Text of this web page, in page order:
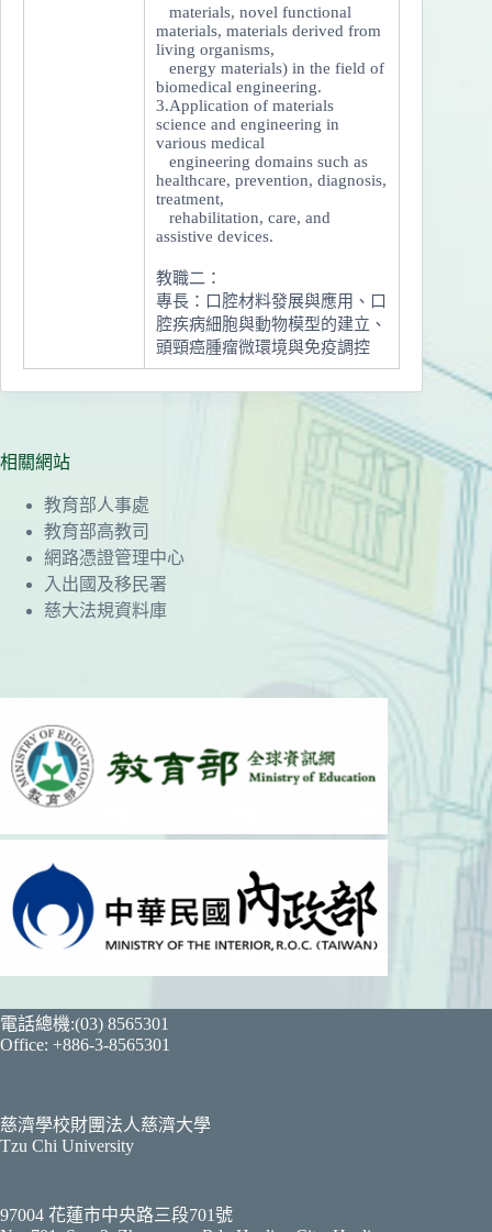
materials, novel functional
materials, materials derived from
living organisms,
energy materials) in the field of
biomedical engineering.
3.Application of materials
science and engineering in
various medical
engineering domains such as
healthcare, prevention, diagnosis,
treatment,
rehabilitation, care, and
assistive devices.
教職二：
專長：口腔材料發展與應用、口
腔疾病細胞與動物模型的建立、
頭頸癌腫瘤微環境與免疫調控
相關網站
教育部人事處
教育部高教司
網路憑證管理中心
入出國及移民署
慈大法規資料庫
電話總機:(03) 8565301
Office: +886-3-8565301
慈濟學校財團法人慈濟大學
Tzu Chi University
97004 花蓮市中央路三段701號